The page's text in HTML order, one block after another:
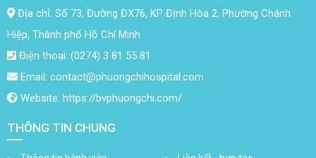
Địa chỉ: Số 73, Đường ĐX76, KP Định Hòa 2, Phường Chánh
Hiệp, Thành phố Hồ Chí Minh
Điện thoại: (0274) 3 81 55 81
Email: contact@phuongchihospital.com
Website: https://bvphuongchi.com/
THÔNG TIN CHUNG